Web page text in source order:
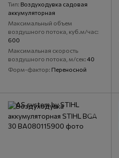
Тип Воздуходувка садовая
аккумуляторная
Максимальный объем
воздушного потока, куб.м/час
600
Максимальная скорость
воздушного потока, м/сек 40
Форм-фактор Переносной